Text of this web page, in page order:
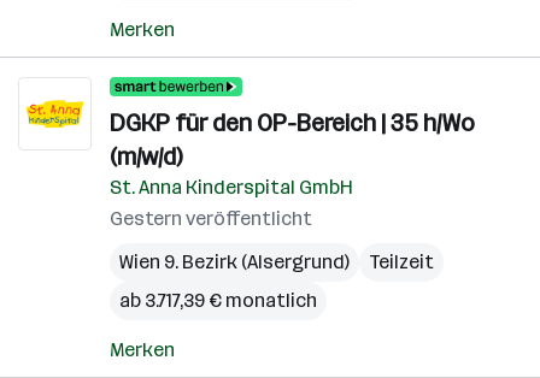
Merken
DGKP für den OP-Bereich | 35 h/Wo
(m/w/d)
St. Anna Kinderspital GmbH
Gestern veröffentlicht
Wien 9. Bezirk (Alsergrund)
Teilzeit
ab 3.717,39 € monatlich
Merken